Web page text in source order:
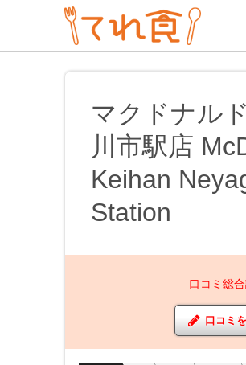
マクドナル
川市駅店
Keihan
Station
口コミ総
口コミ